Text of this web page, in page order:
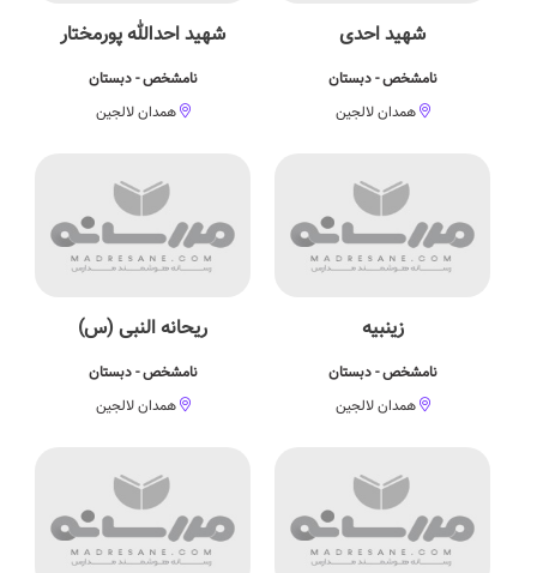
شهید احدی
نامشخص - دبستان
همدان لالجین
شهید احدالله پورمختار
نامشخص - دبستان
همدان لالجین
زینبیه
نامشخص - دبستان
همدان لالجین
ریحانه النبی (س)
نامشخص - دبستان
همدان لالجین